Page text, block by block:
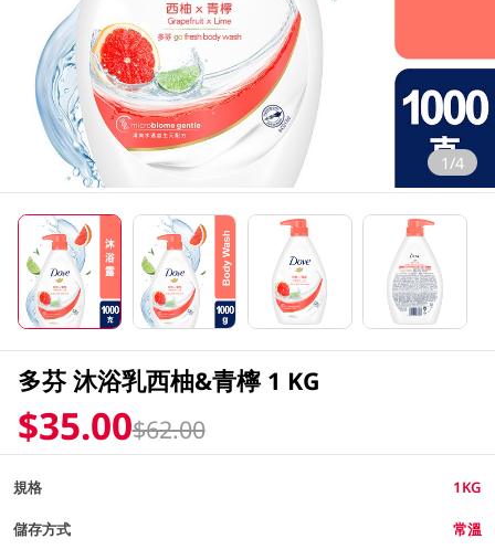
1/4
多芬 沐浴乳西柚&青檸 1 KG
$35.00$62.00
規格 1KG
儲存方式 常溫